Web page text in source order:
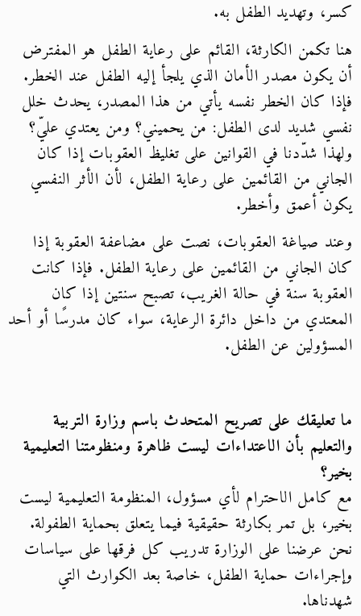
كسر، وتهديد الطفل به.
هنا تكمن الكارثة، القائم على رعاية الطفل هو المفترض
أن يكون مصدر الأمان الذي يلجأ إليه الطفل عند الخطر.
فإذا كان الخطر نفسه يأتي من هذا المصدر، يحدث خلل
نفسي شديد لدى الطفل: من يحميني؟ ومن يعتدي عليّ؟
ولهذا شدّدنا في القوانين على تغليظ العقوبات إذا كان
الجاني من القائمين على رعاية الطفل، لأن الأثر النفسي
يكون أعمق وأخطر.
وعند صياغة العقوبات، نصت على مضاعفة العقوبة إذا
كان الجاني من القائمين على رعاية الطفل. فإذا كانت
العقوبة سنة في حالة الغريب، تصبح سنتين إذا كان
المعتدي من داخل دائرة الرعاية، سواء كان مدرسًا أو أحد
المسؤولين عن الطفل.
ما تعليقك على تصريح المتحدث باسم وزارة التربية
والتعليم بأن الاعتداءات ليست ظاهرة ومنظومتنا التعليمية
بخير؟
مع كامل الاحترام لأي مسؤول، المنظومة التعليمية ليست
بخير، بل تمر بكارثة حقيقية فيما يتعلق بحماية الطفولة.
نحن عرضنا على الوزارة تدريب كل فرقها على سياسات
وإجراءات حماية الطفل، خاصة بعد الكوارث التي
شهدناها.